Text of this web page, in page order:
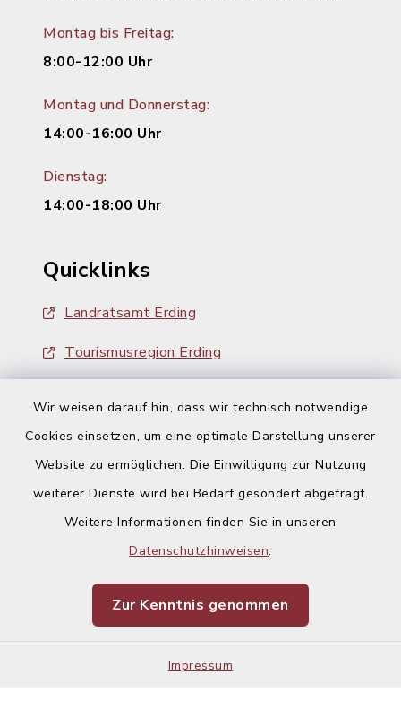
Wir weisen darauf hin, dass wir technisch notwendige
Cookies einsetzen, um eine optimale Darstellung unserer
Website zu ermöglichen. Die Einwilligung zur Nutzung
weiterer Dienste wird bei Bedarf gesondert abgefragt.
Weitere Informationen finden Sie in unseren
Datenschutzhinweisen.
Zur Kenntnis genommen
Impressum
Montag bis Freitag:
8:00-12:00 Uhr
Montag und Donnerstag:
14:00-16:00 Uhr
Dienstag:
14:00-18:00 Uhr
Quicklinks
Landratsamt Erding
Tourismusregion Erding
Kontakt
Datenschutz
Impressum